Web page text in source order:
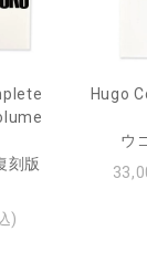
刻版
)
Hugo
ウ